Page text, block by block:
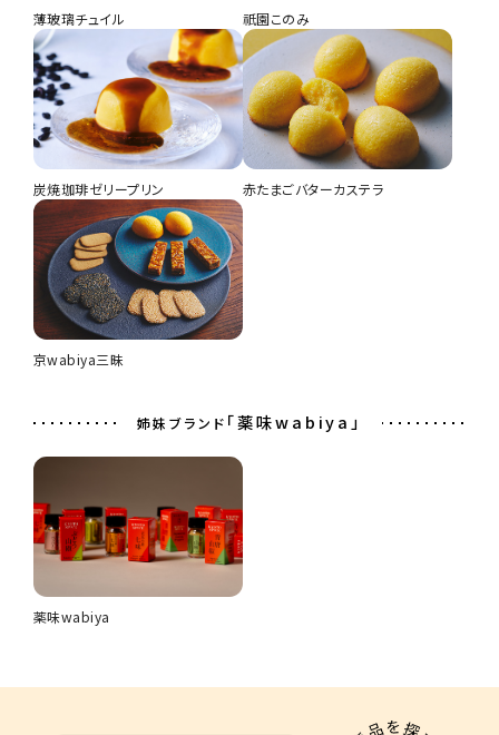
薄玻璃チュイル 祇園このみ
炭焼珈琲ゼリープリン 赤たまごバターカステラ
京wabiya三昧
姉妹ブランド 「薬味wabiya」
薬味wabiya